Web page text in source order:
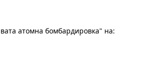
атомна бомбардировка" на: